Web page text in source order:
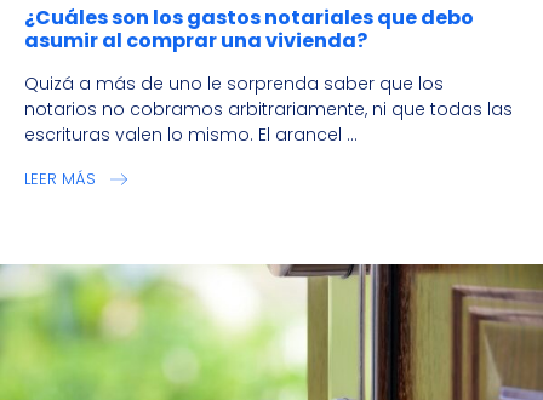
¿Cuáles son los gastos notariales que debo
asumir al comprar una vivienda?
Quizá a más de uno le sorprenda saber que los
notarios no cobramos arbitrariamente, ni que todas las
escrituras valen lo mismo. El arancel ...
LEER MÁS